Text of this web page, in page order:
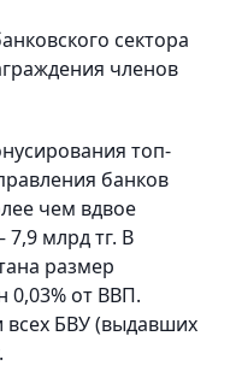
сектора
членов
топ-
банков
чем вдвое
млрд тг. В
размер
0,03% от ВВП.
всех БВУ (выдавших